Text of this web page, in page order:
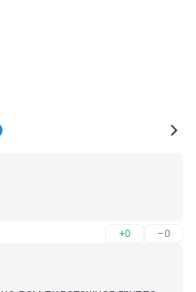
+0 –0